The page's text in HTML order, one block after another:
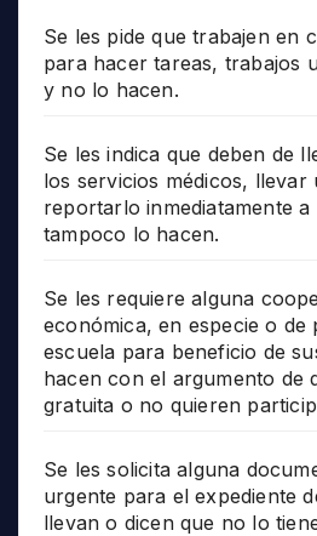
Se les pide que trabajen en
para hacer tareas, trabajos
y no lo hacen.
Se les indica que deben de
los servicios médicos, llevar
reportarlo inmediatamente a
tampoco lo hacen.
Se les requiere alguna
económica, en especie o de
escuela para beneficio de
hacen con el argumento de
gratuita o no quieren
Se les solicita alguna
urgente para el expediente
llevan o dicen que no lo